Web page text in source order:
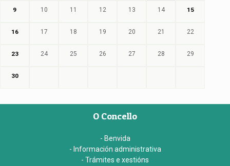
9 10 11 12 13 14 15
16 17 18 19 20 21 22
23 24 25 26 27 28 29
30
O Concello
- Benvida
- Información administrativa
- Trámites e xestións